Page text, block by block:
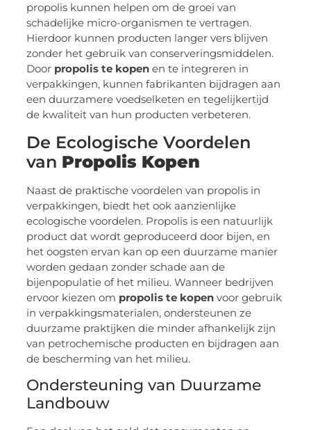
propolis kunnen helpen om de groei van
schadelijke micro-organismen te vertragen.
Hierdoor kunnen producten langer vers blijven
zonder het gebruik van conserveringsmiddelen.
Door propolis te kopen en te integreren in
verpakkingen, kunnen fabrikanten bijdragen aan
een duurzamere voedselketen en tegelijkertijd
de kwaliteit van hun producten verbeteren.
De Ecologische Voordelen
van Propolis Kopen
Naast de praktische voordelen van propolis in
verpakkingen, biedt het ook aanzienlijke
ecologische voordelen. Propolis is een natuurlijk
product dat wordt geproduceerd door bijen, en
het oogsten ervan kan op een duurzame manier
worden gedaan zonder schade aan de
bijenpopulatie of het milieu. Wanneer bedrijven
ervoor kiezen om propolis te kopen voor gebruik
in verpakkingsmaterialen, ondersteunen ze
duurzame praktijken die minder afhankelijk zijn
van petrochemische producten en bijdragen aan
de bescherming van het milieu.
Ondersteuning van Duurzame
Landbouw